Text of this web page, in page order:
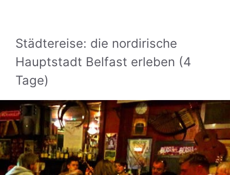
Städtereise: die nordirische
Hauptstadt Belfast erleben (4
Tage)